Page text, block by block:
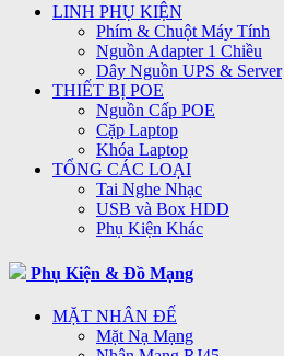
LINH PHỤ KIỆN
Phím & Chuột Máy Tính
Nguồn Adapter 1 Chiều
Dây Nguồn UPS & Server
THIẾT BỊ POE
Nguồn Cấp POE
Cặp Laptop
Khóa Laptop
TỔNG CÁC LOẠI
Tai Nghe Nhạc
USB và Box HDD
Phụ Kiện Khác
Phụ Kiện & Đồ Mạng
MẶT NHÂN ĐẾ
Mặt Nạ Mạng